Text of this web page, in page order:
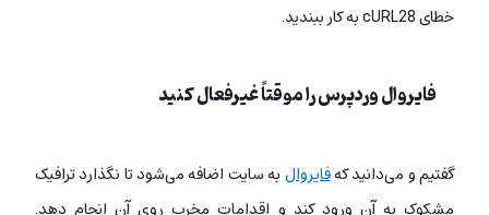
خطای cURL28 به کار ببندید.
فایروال وردپرس را موقتاً غیرفعال کنید
گفتیم و می‌دانید کهفایروالبه سایت اضافه می‌شود تا نگذارد ترافیک
مشکوک به آن ورود کند و اقدامات مخرب روی آن انجام دهد.